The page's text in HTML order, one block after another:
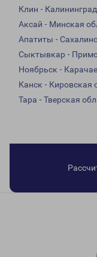
Клин -
Аксай - Минская
Апатиты -
Сыктывкар -
Ноябрьск -
Канск - Кировская
Тара - Тверская